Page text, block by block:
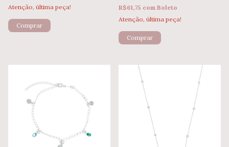
Atenção, última peça!
R$61,75 com Boleto
Atenção, última peça!
Comprar